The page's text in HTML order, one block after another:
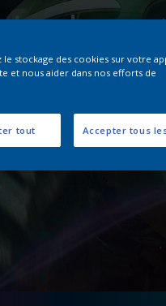
le stockage des cookies sur votre
et nous aider dans nos efforts de
tout Accepter tous